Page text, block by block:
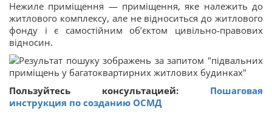
Нежиле приміщення — приміщення, яке належить до
житлового комплексу, але не відноситься до житлового
фонду і є самостійним об’єктом цивільно-правових
відносин.
Пользуйтесь консультацией: Пошаговая
инструкция по созданию ОСМД